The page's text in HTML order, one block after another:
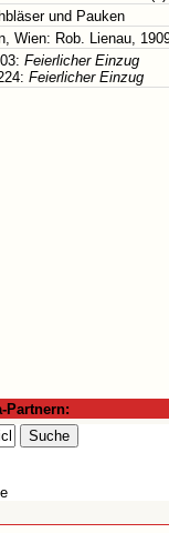
und Pauken
Wien: Rob. Lienau,
Feierlicher Einzug
Feierlicher Einzug
Partnern: